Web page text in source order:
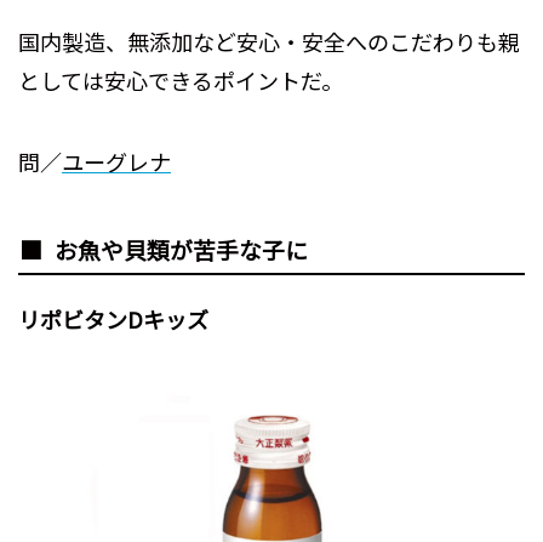
国内製造、無添加など安心・安全へのこだわりも親
としては安心できるポイントだ。
問／ユーグレナ
お魚や貝類が苦手な子に
リポビタンDキッズ